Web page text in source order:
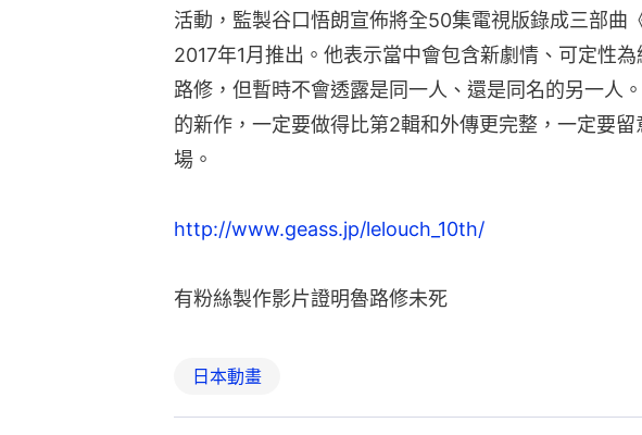
活動，監製谷口悟朗宣佈將全50集電視版錄成三部曲
2017年1月推出。他表示當中會包含新劇情、可定性
路修，但暫時不會透露是同一人、還是同名的另一人
的新作，一定要做得比第2輯和外傳更完整，一定要
場。
http://www.geass.jp/lelouch_10th/
有粉絲製作影片證明魯路修未死
日本動畫